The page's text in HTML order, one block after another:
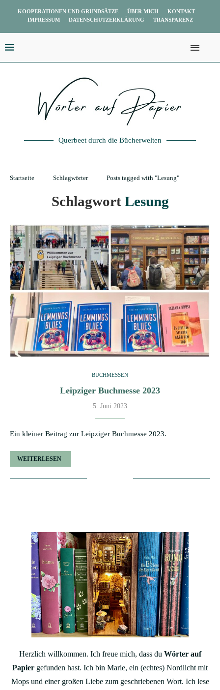
KOOPERATIONEN UND GRUNDSÄTZE ÜBER MICH
KONTAKT
IMPRESSUM
DATENSCHUTZERKLÄRUNG TRANSPARENZ
Querbeet durch die Bücherwelten
Startseite Schlagwörter Posts tagged with "Lesung"
Schlagwort Lesung
BUCHMESSEN
Leipziger Buchmesse 2023
5. Juni 2023
Ein kleiner Beitrag zur Leipziger Buchmesse 2023.
WEITERLESEN
Herzlich willkommen. Ich freue mich, dass du Wörter auf
Papier gefunden hast. Ich bin Marie, ein (echtes) Nordlicht mit
Mops und einer großen Liebe zum geschriebenen Wort. Ich lese